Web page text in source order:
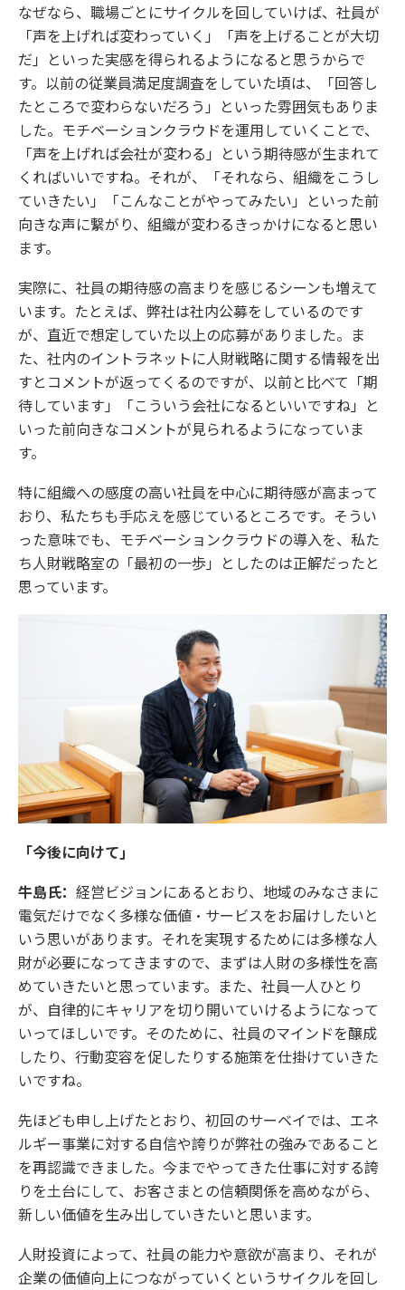
なぜなら、職場ごとにサイクルを回していけば、社員が
「声を上げれば変わっていく」「声を上げることが大切
だ」といった実感を得られるようになると思うからで
す。以前の従業員満足度調査をしていた頃は、「回答し
たところで変わらないだろう」といった雰囲気もありま
した。モチベーションクラウドを運用していくことで、
「声を上げれば会社が変わる」という期待感が生まれて
くればいいですね。それが、「それなら、組織をこうし
ていきたい」「こんなことがやってみたい」といった前
向きな声に繋がり、組織が変わるきっかけになると思い
ます。
実際に、社員の期待感の高まりを感じるシーンも増えて
います。たとえば、弊社は社内公募をしているのです
が、直近で想定していた以上の応募がありました。ま
た、社内のイントラネットに人財戦略に関する情報を出
すとコメントが返ってくるのですが、以前と比べて「期
待しています」「こういう会社になるといいですね」と
いった前向きなコメントが見られるようになっていま
す。
特に組織への感度の高い社員を中心に期待感が高まって
おり、私たちも手応えを感じているところです。そうい
った意味でも、モチベーションクラウドの導入を、私た
ち人財戦略室の「最初の一歩」としたのは正解だったと
思っています。
「今後に向けて」
牛島氏： 経営ビジョンにあるとおり、地域のみなさまに
電気だけでなく多様な価値・サービスをお届けしたいと
いう思いがあります。それを実現するためには多様な人
財が必要になってきますので、まずは人財の多様性を高
めていきたいと思っています。また、社員一人ひとり
が、自律的にキャリアを切り開いていけるようになって
いってほしいです。そのために、社員のマインドを醸成
したり、行動変容を促したりする施策を仕掛けていきた
いですね。
先ほども申し上げたとおり、初回のサーベイでは、エネ
ルギー事業に対する自信や誇りが弊社の強みであること
を再認識できました。今までやってきた仕事に対する誇
りを土台にして、お客さまとの信頼関係を高めながら、
新しい価値を生み出していきたいと思います。
人財投資によって、社員の能力や意欲が高まり、それが
企業の価値向上につながっていくというサイクルを回し